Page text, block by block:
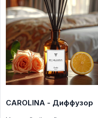
CAROLINA - Диффузор